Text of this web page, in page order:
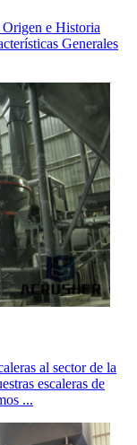
e Historia
Generales
al sector de la
escaleras de
...